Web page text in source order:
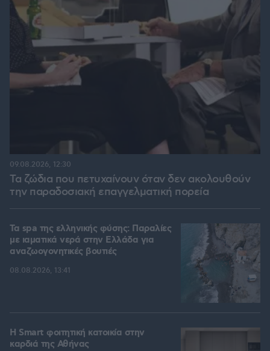
Τα ζώδια που πετυχαίνουν όταν δεν ακολουθούν
την παραδοσιακή επαγγελματική πορεία
09.08.2026, 12:30
Τα spa της ελληνικής φύσης: Παραλίες
με ιαματικά νερά στην Ελλάδα για
αναζωογονητικές βουτιές
08.08.2026, 13:41
Η Smart φοιτητική κατοικία στην
καρδιά της Αθήνας